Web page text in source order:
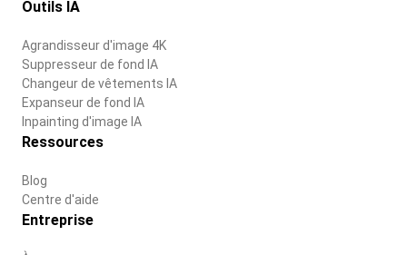
Outils IA
Agrandisseur d'image 4K
Suppresseur de fond IA
Changeur de vêtements IA
Expanseur de fond IA
Inpainting d'image IA
Ressources
Blog
Centre d'aide
Entreprise